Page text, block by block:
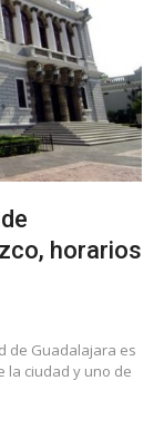
horarios
de Guadalajara es
la ciudad y uno de